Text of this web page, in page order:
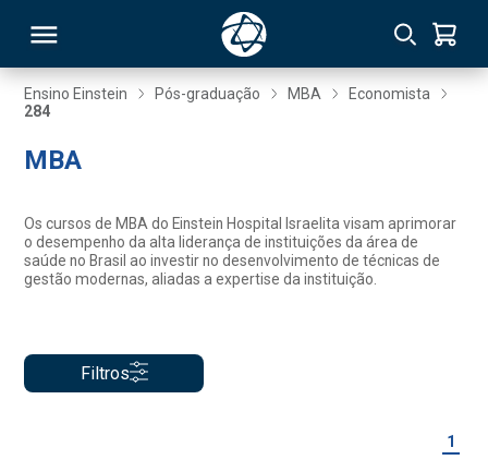
Ensino Einstein Pós-graduação MBA
Economista
284
MBA
Os cursos de MBA do Einstein Hospital Israelita visam aprimorar
o desempenho da alta liderança de instituições da área de
saúde no Brasil ao investir no desenvolvimento de técnicas de
gestão modernas, aliadas a expertise da instituição.
Filtros
1